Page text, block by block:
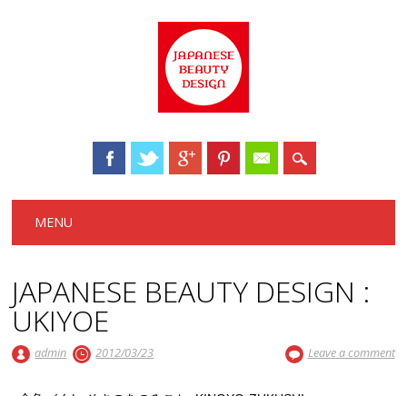
Main menu
MENU
JAPANESE BEAUTY DESIGN :
UKIYOE
admin 2012/03/23 Leave a comment